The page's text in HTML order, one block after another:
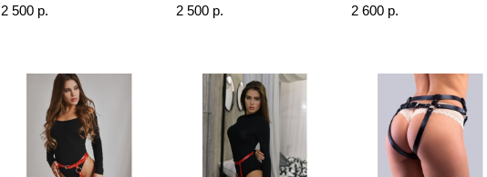
2 500 р. 2 500 р. 2 600 р.